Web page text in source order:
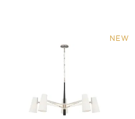
NEW